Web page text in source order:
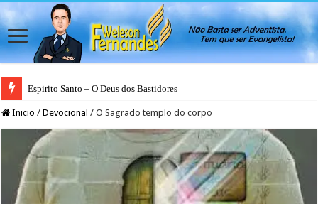
Espirito Santo – O Deus dos Bastidores
Inicio / Devocional / O Sagrado templo do corpo